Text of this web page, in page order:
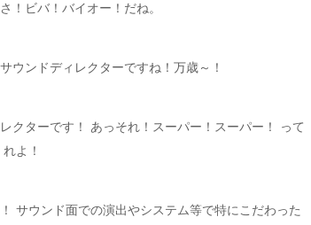
！ビバ！バイオー！だね。
ウンドディレクターですね！万歳～！
クターです！ あっそれ！スーパー！スーパー！ って
よ！
サウンド面での演出やシステム等で特にこだわった